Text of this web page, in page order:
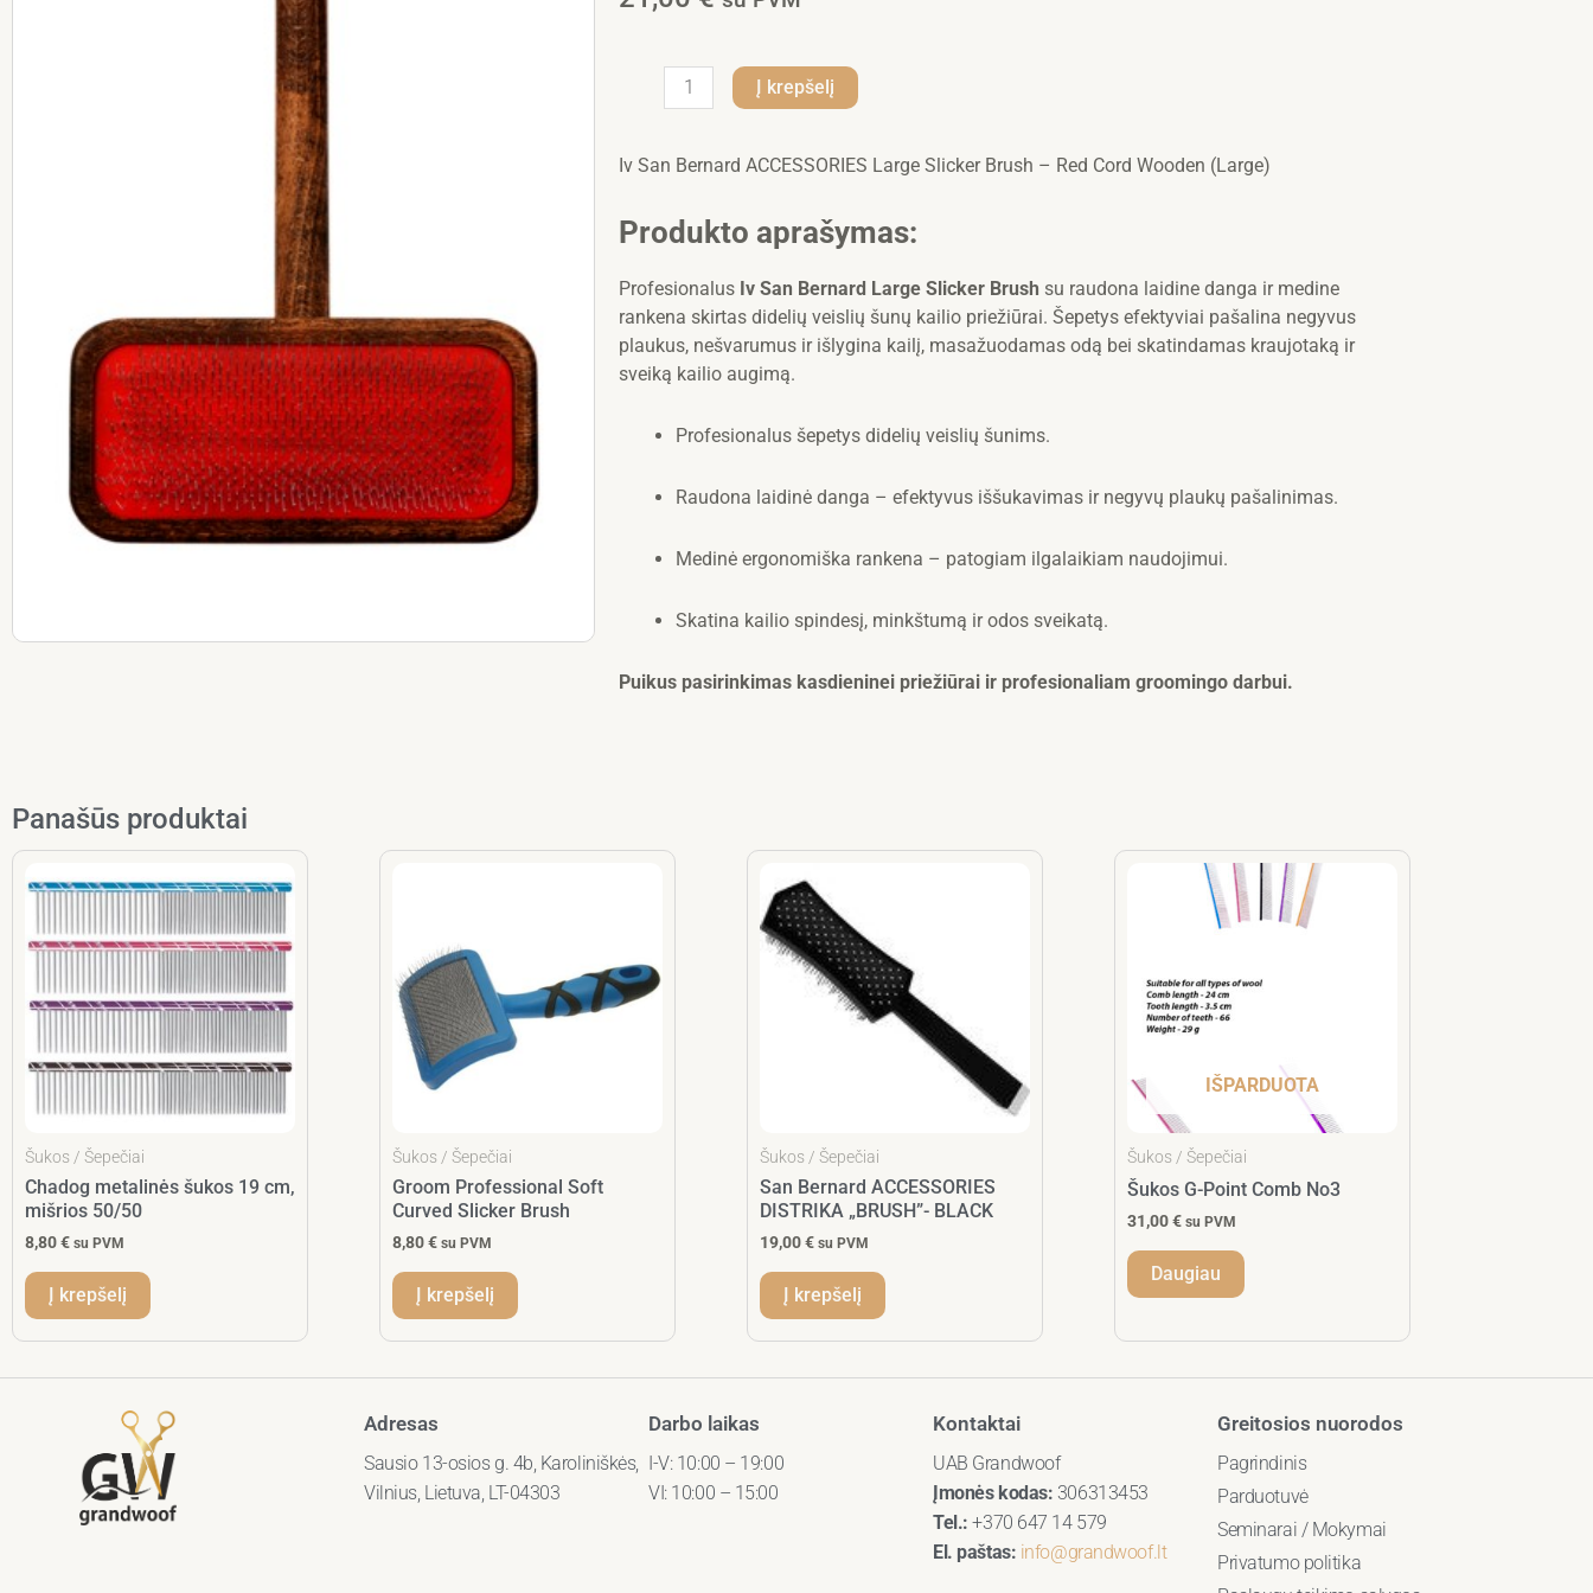
produkto
kiekis:
San
ACCESSORIES
Large
Slicker
Brush
Red
Cord
Į krepšelį
Iv San Bernard ACCESSORIES Large Slicker Brush – Red Cord Wooden (Large)
Produkto aprašymas:
Profesionalus Iv San Bernard Large Slicker Brush su raudona laidine danga ir medine
rankena skirtas didelių veislių šunų kailio priežiūrai. Šepetys efektyviai pašalina negyvus
plaukus, nešvarumus ir išlygina kailį, masažuodamas odą bei skatindamas kraujotaką ir
sveiką kailio augimą.
Profesionalus šepetys didelių veislių šunims.
Raudona laidinė danga – efektyvus iššukavimas ir negyvų plaukų pašalinimas.
Medinė ergonomiška rankena – patogiam ilgalaikiam naudojimui.
Skatina kailio spindesį, minkštumą ir odos sveikatą.
Puikus pasirinkimas kasdieninei priežiūrai ir profesionaliam groomingo darbui.
Panašūs produktai
Šukos / Šepečiai
Chadog metalinės šukos 19 cm,
mišrios 50/50
8,80€ su PVM
Į krepšelį
Šukos / Šepečiai
Groom Professional Soft
Curved Slicker Brush
8,80€ su PVM
Į krepšelį
Šukos / Šepečiai
San Bernard ACCESSORIES
DISTRIKA „BRUSH”- BLACK
19,00€ su PVM
Į krepšelį
IŠPARDUOTA
Šukos / Šepečiai
Šukos G-Point Comb No3
31,00€ su PVM
Daugiau
Adresas
Sausio 13-osios g. 4b, Karoliniškės,
Vilnius, Lietuva, LT-04303
Darbo laikas
I-V: 10:00 – 19:00
VI: 10:00 – 15:00
Kontaktai
UAB Grandwoof
Įmonės kodas: 306313453
Tel.: +370 647 14 579
El. paštas: info@grandwoof.lt
Greitosios nuorodos
Pagrindinis
Parduotuvė
Seminarai / Mokymai
Privatumo politika